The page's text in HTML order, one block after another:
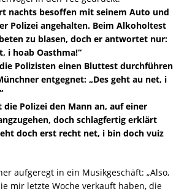
nachts besoffen mit seinem Auto und
Polizei angehalten. Beim Alkoholtest
zu blasen, doch er antwortet nur:
i hoab Oasthma!“
Polizisten einen Bluttest durchführen
entgegnet: „Des geht au net, i
Polizei den Mann an, auf einer
doch schlagfertig erklärt
doch erst recht net, i bin doch vuiz
aufgeregt in ein Musikgeschäft: „Also,
mir letzte Woche verkauft haben, die